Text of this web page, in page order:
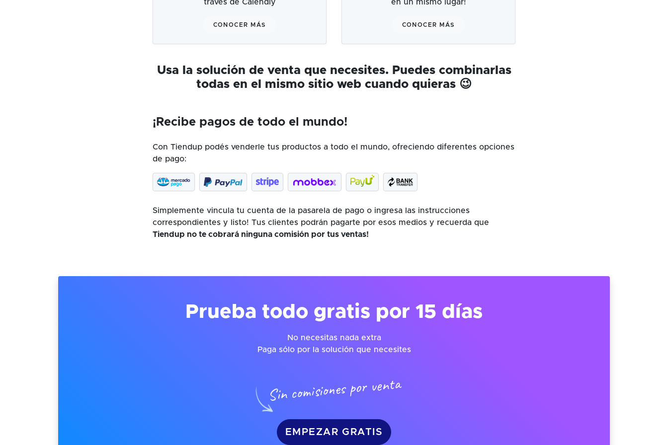
través de Calendly
CONOCER MÁS
en un mismo lugar!
CONOCER MÁS
Usa la solución de venta que necesites. Puedes combinarlas
todas en el mismo sitio web cuando quieras 😉
¡Recibe pagos de todo el mundo!
Con Tiendup podés venderle tus productos a todo el mundo, ofreciendo diferentes opciones
de pago:
Simplemente vincula tu cuenta de la pasarela de pago o ingresa las instrucciones
correspondientes y listo! Tus clientes podrán pagarte por esos medios y recuerda que
Tiendup no te cobrará ninguna comisión por tus ventas!
Prueba todo gratis por 15 días
No necesitas nada extra
Paga sólo por la solución que necesites
Sin comisiones por venta
EMPEZAR GRATIS